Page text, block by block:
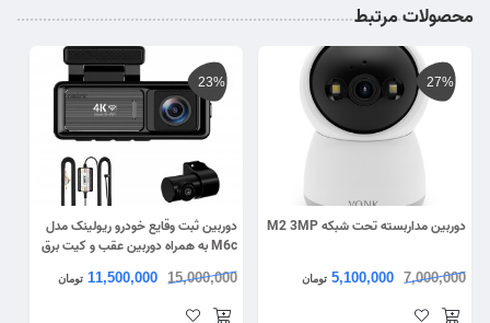
محصولات مرتبط
27%
دوربین مداربسته تحت شبکه M2 3MP
7,000,000
5,100,000 تومان
23%
دوربین ثبت وقایع خودرو ریولینک مدل
M6c به همراه دوربین عقب و کیت برق
مستقیم
15,000,000
11,500,000 تومان